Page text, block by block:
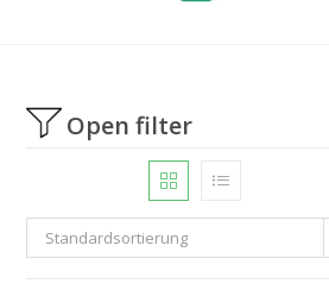
Open filter
Standardsortierung